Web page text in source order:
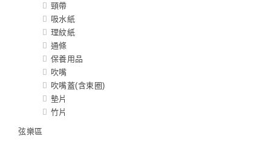
頸帶
吸水紙
理紋紙
通條
保養用品
吹嘴
吹嘴蓋(含束圈)
墊片
竹片
弦樂區